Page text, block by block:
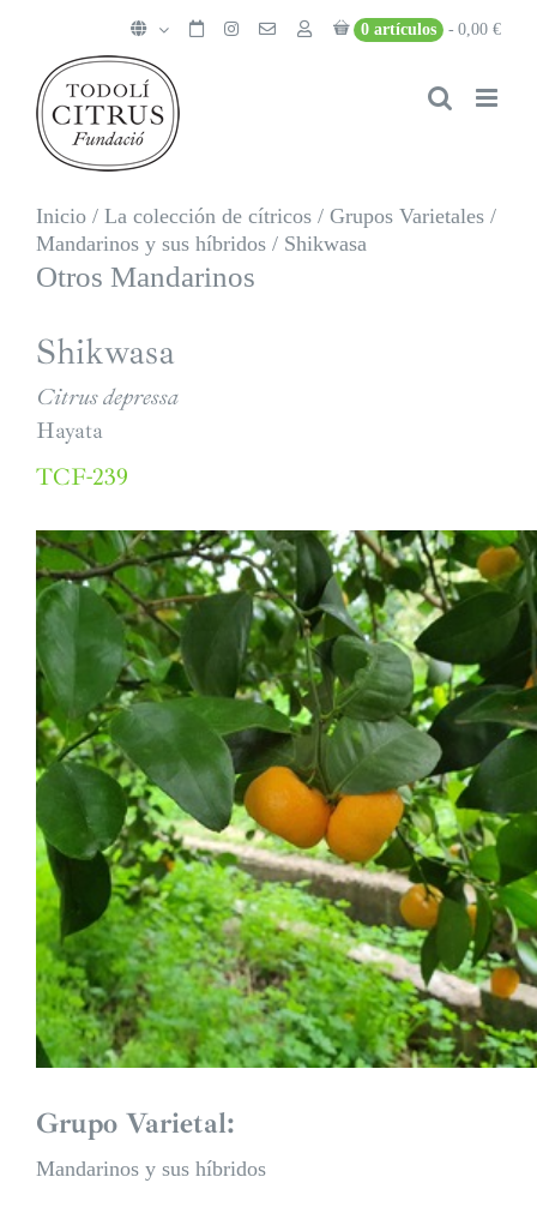
contenido
0 artículos 0,00 €
Inicio / La colección de cítricos / Grupos Varietales /
Mandarinos y sus híbridos / Shikwasa
Otros Mandarinos
Shikwasa
Citrus depressa
Hayata
TCF-239
Grupo Varietal:
Mandarinos y sus híbridos